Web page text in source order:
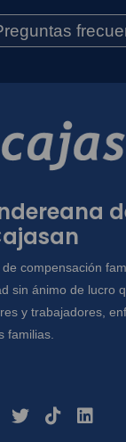
compensación
sin ánimo de lucro
y trabajadores,
familias.